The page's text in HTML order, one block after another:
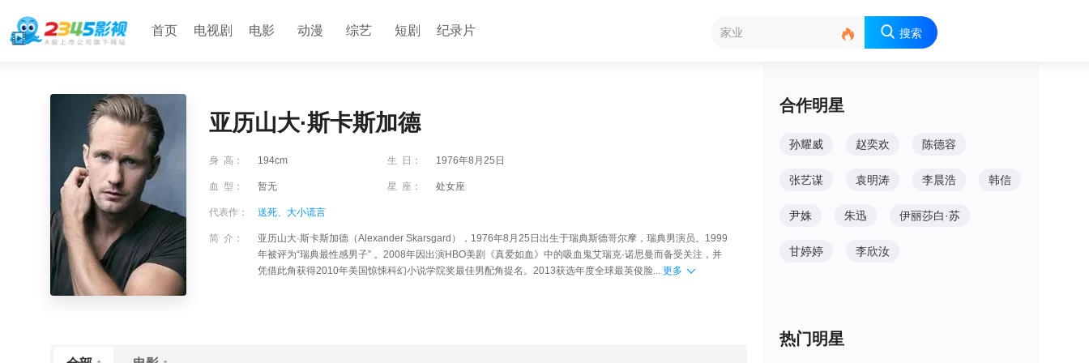
首页 电视剧 电影 动漫 综艺 短剧 纪录片  搜索
亚历山大·斯卡斯加德
身 高： 194cm 生 日： 1976年8月25日
血 型： 暂无 星 座： 处女座
代表作： 送死、 大小谎言
简 介：
亚历山大·斯卡斯加德（Alexander Skarsgard），1976年8月25日出生于瑞典斯德哥尔摩，瑞典男演员。1999
年被评为“瑞典最性感男子” 。2008年因出演HBO美剧《真爱如血》中的吸血鬼艾瑞克·诺思曼而备受关注，并
凭借此角获得2010年美国惊悚科幻小说学院奖最佳男配角提名。2013获选年度全球最英俊脸... 更多
合作明星
孙耀威 赵奕欢 陈德容
张艺谋 袁明涛 李晨浩 韩信
尹姝 朱迅 伊丽莎白·苏
甘婷婷 李欣汝
热门明星